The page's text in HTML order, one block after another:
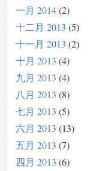
一月 2014 2
十二月 2013 5
十一月 2013 2
十月 2013 4
九月 2013 4
八月 2013 8
七月 2013 5
六月 2013 13
五月 2013 7
四月 2013 6